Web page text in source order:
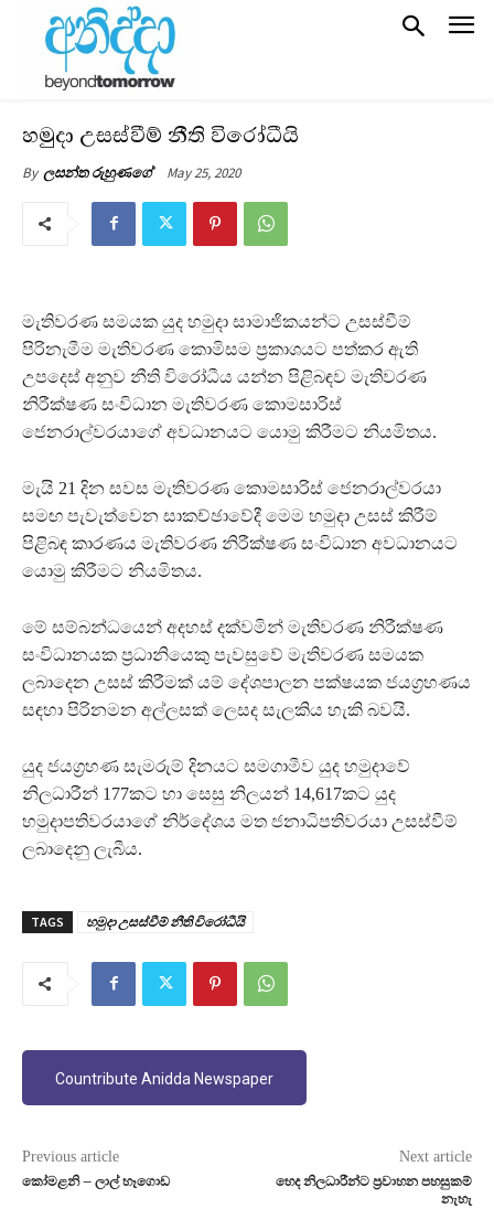
හමුදා උසස්වීම් නීති විරෝධීයි
By ලසන්ත රුහුණගේ May 25, 2020
මැතිවරණ සමයක යුද හමුදා සාමාජිකයන්ට උසස්වීම්
පිරිනැමීම මැතිවරණ කොමිසම ප්‍රකාශයට පත්කර ඇති
උපදෙස් අනුව නීති විරෝධීය යන්න පිළිබඳව මැතිවරණ
නිරීක්ෂණ සංවිධාන මැතිවරණ කොමසාරිස්
ජෙනරාල්වරයාගේ අවධානයට යොමු කිරීමට නියමිතය.
මැයි 21 දින සවස මැතිවරණ කොමසාරිස් ජෙනරාල්වරයා
සමඟ පැවැත්වෙන සාකච්ඡාවේදී මෙම හමුදා උසස් කිරීම්
පිළිබඳ කාරණය මැතිවරණ නිරීක්ෂණ සංවිධාන අවධානයට
යොමු කිරීමට නියමිතය.
මේ සම්බන්ධයෙන් අදහස් දක්වමින් මැතිවරණ නිරීක්ෂණ
සංවිධානයක ප්‍රධානියෙකු පැවසුවේ මැතිවරණ සමයක
ලබාදෙන උසස් කිරීමක් යම් දේශපාලන පක්ෂයක ජයග්‍රහණය
සඳහා පිරිනමන අල්ලසක් ලෙසද සැලකිය හැකි බවයි.
යුද ජයග්‍රහණ සැමරුම් දිනයට සමගාමීව යුද හමුදාවේ
නිලධාරීන් 177කට හා සෙසු නිලයන් 14,617කට යුද
හමුදාපතිවරයාගේ නිර්දේශය මත ජනාධිපතිවරයා උසස්වීම්
ලබාදෙනු ලැබීය.
TAGS හමුදා උසස්වීම් නීති විරෝධීයි
Countribute Anidda Newspaper
Previous article
කෝමළනි – ලාල් හෑගොඩ
Next article
හෙද නිලධාරීන්ට ප්‍රවාහන පහසුකම්
නැහැ